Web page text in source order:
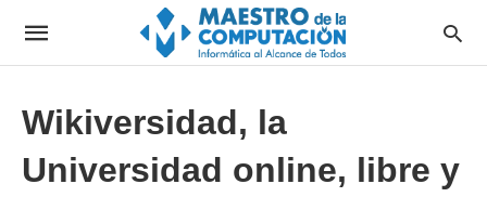
Wikiversidad, la
Universidad online, libre y